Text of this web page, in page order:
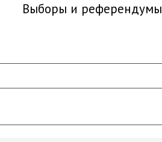
Выборы и референдумы